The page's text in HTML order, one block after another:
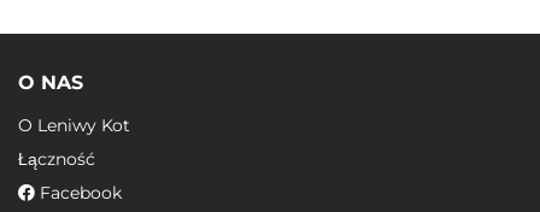
O NAS
O Leniwy Kot
Łączność
Facebook